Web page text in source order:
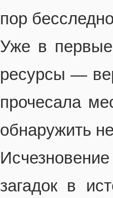
пор
Уже в
ресурсы —
прочесала
обнаружить
загадок в